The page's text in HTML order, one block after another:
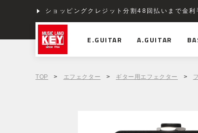
ショッピングクレジット分割48回払いまで金利
E.GUITAR A.GUITAR
TOP > エフェクター > ギター用エフェクター >